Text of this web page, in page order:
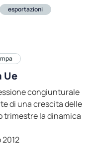
esportazioni
Ue
congiunturale
di una crescita delle
trimestre la dinamica